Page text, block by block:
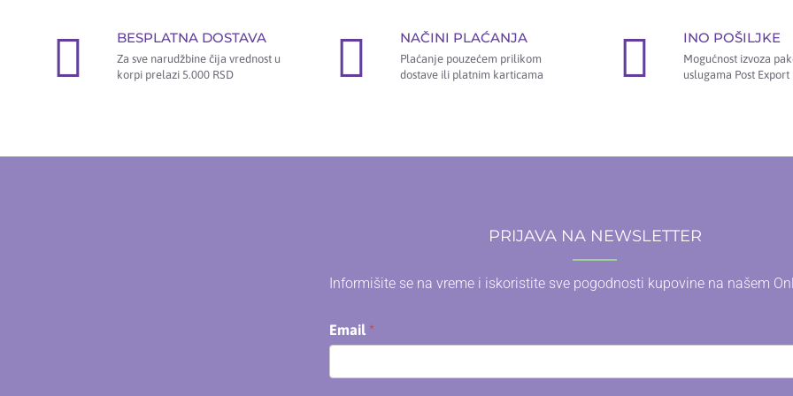
BESPLATNA DOSTAVA
Za sve narudžbine čija vrednost u
korpi prelazi 5.000 RSD
NAČINI PLAĆANJA
Plaćanje pouzećem prilikom
dostave ili platnim karticama
INO POŠILJKE
Mogućnost izvoza
uslugama Post
PRIJAVA NA NEWSLETTER
Informišite se na vreme i iskoristite sve pogodnosti kupovine na našem
Email